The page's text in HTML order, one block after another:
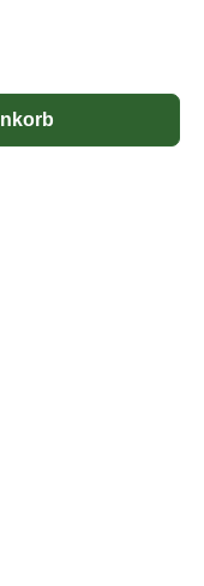
Wert ein